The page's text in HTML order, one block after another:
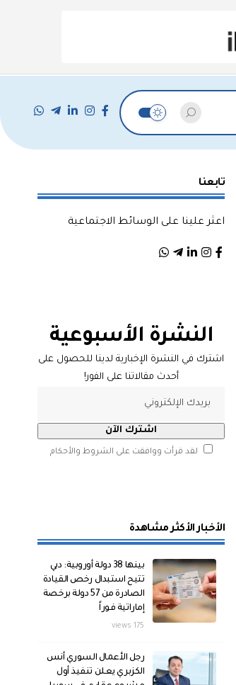
تابعنا
اعثر علينا على الوسائط الاجتماعية
النشرة الأسبوعية
اشترك في النشرة الإخبارية لدينا للحصول على
أحدث مقالاتنا على الفور!
لقد قرأت ووافقت على الشروط والأحكام
الأخبار الأكثر مشاهدة
بينها 38 دولة أوروبية: دبي
تتيح استبدال رخص القيادة
الصادرة من 57 دولة برخصة
إماراتية فوراً
175 views
رجل الأعمال السوري أنس
الكزبري يعلن تنفيذ أول